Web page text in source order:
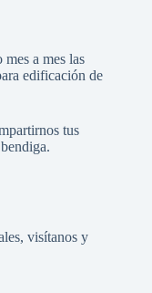
a mes las
edificación de
tus
visítanos y